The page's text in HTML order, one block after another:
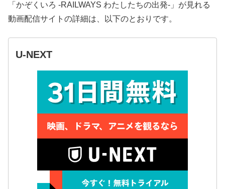
「かぞくいろ -RAILWAYS わたしたちの出発-」が見れる
動画配信サイトの詳細は、以下のとおりです。
U-NEXT